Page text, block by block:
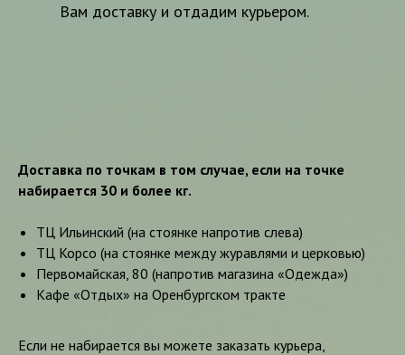
Вам доставку и отдадим курьером.
Доставка по точкам в том случае, если на точке
набирается 30 и более кг.
ТЦ Ильинский (на стоянке напротив слева)
ТЦ Корсо (на стоянке между журавлями и церковью)
Первомайская, 80 (напротив магазина «Одежда»)
Кафе «Отдых» на Оренбургском тракте
Если не набирается вы можете заказать курьера,